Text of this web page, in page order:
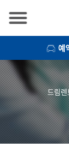
예
드림